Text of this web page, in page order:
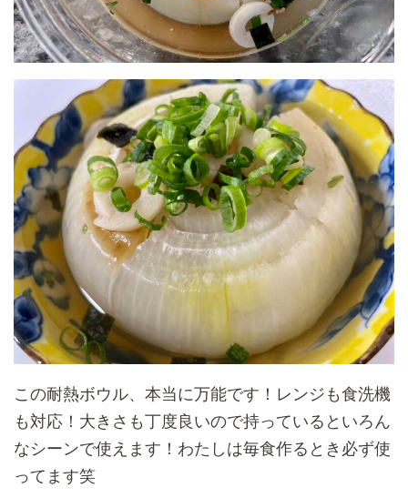
この耐熱ボウル、本当に万能です！レンジも食洗機
も対応！大きさも丁度良いので持っているといろん
なシーンで使えます！わたしは毎食作るとき必ず使
ってます笑